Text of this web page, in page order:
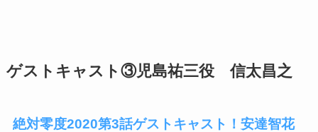
ゲストキャスト③児島祐三役 信太昌之
絶対零度2020第3話ゲストキャスト！安達智花